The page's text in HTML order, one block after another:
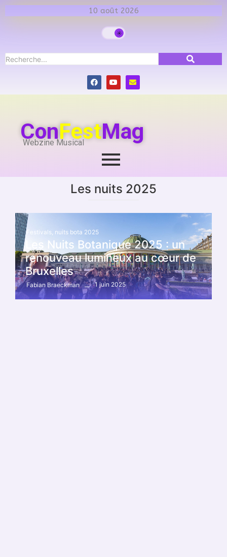
10 août 2026
ConFestMag
Webzine Musical
Les nuits 2025
Festivals, nuits bota 2025
Les Nuits Botanique 2025 : un
renouveau lumineux au cœur de
Bruxelles
Fabian Braeckman 1 juin 2025